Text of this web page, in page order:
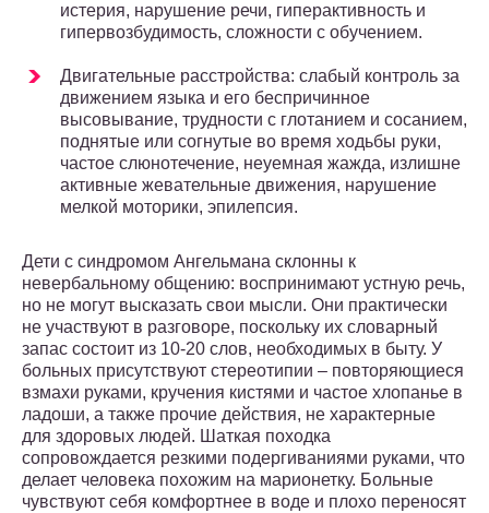
истерия, нарушение речи, гиперактивность и
гипервозбудимость, сложности с обучением.
Двигательные расстройства: слабый контроль за
движением языка и его беспричинное
высовывание, трудности с глотанием и сосанием,
поднятые или согнутые во время ходьбы руки,
частое слюнотечение, неуемная жажда, излишне
активные жевательные движения, нарушение
мелкой моторики, эпилепсия.
Дети с синдромом Ангельмана склонны к
невербальному общению: воспринимают устную речь,
но не могут высказать свои мысли. Они практически
не участвуют в разговоре, поскольку их словарный
запас состоит из 10-20 слов, необходимых в быту. У
больных присутствуют стереотипии – повторяющиеся
взмахи руками, кручения кистями и частое хлопанье в
ладоши, а также прочие действия, не характерные
для здоровых людей. Шаткая походка
сопровождается резкими подергиваниями руками, что
делает человека похожим на марионетку. Больные
чувствуют себя комфортнее в воде и плохо переносят